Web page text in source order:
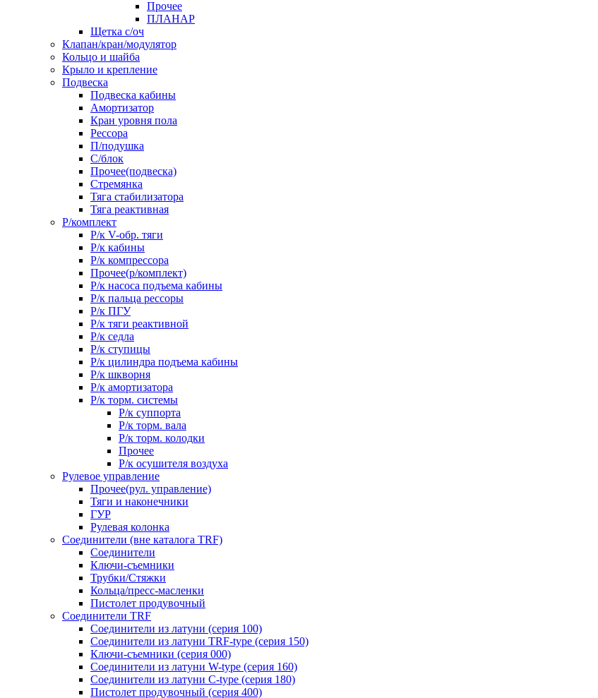
Прочее
ПЛАНАР
Щетка с/оч
Клапан/кран/модулятор
Кольцо и шайба
Крыло и крепление
Подвеска
Подвеска кабины
Амортизатор
Кран уровня пола
Рессора
П/подушка
С/блок
Прочее(подвеска)
Стремянка
Тяга стабилизатора
Тяга реактивная
Р/комплект
Р/к V-обр. тяги
Р/к кабины
Р/к компрессора
Прочее(р/комплект)
Р/к насоса подъема кабины
Р/к пальца рессоры
Р/к ПГУ
Р/к тяги реактивной
Р/к седла
Р/к ступицы
Р/к цилиндра подъема кабины
Р/к шкворня
Р/к амортизатора
Р/к торм. системы
Р/к суппорта
Р/к торм. вала
Р/к торм. колодки
Прочее
Р/к осушителя воздуха
Рулевое управление
Прочее(рул. управление)
Тяги и наконечники
ГУР
Рулевая колонка
Соединители (вне каталога TRF)
Соединители
Ключи-cъемники
Трубки/Стяжки
Кольца/пресс-масленки
Пистолет продувочный
Соединители TRF
Соединители из латуни (серия 100)
Соединители из латуни TRF-type (серия 150)
Ключи-съемники (серия 000)
Соединители из латуни W-type (серия 160)
Соединители из латуни С-type (серия 180)
Пистолет продувочный (серия 400)